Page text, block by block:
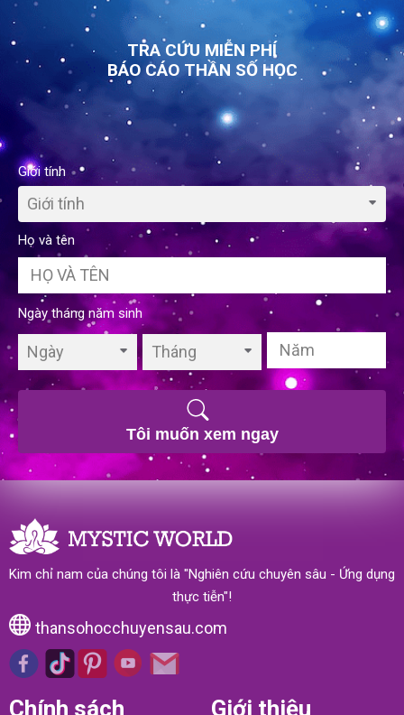
TRA CỨU MIỄN PHÍ
BÁO CÁO THẦN SỐ HỌC
Giới tính
Giới tính
Họ và tên
Ngày tháng năm sinh
Ngày Tháng
Tôi muốn xem ngay
Kim chỉ nam của chúng tôi là "Nghiên cứu chuyên sâu - Ứng dụng
thực tiễn"!
thansohocchuyensau.com
Chính sách Giới thiệu